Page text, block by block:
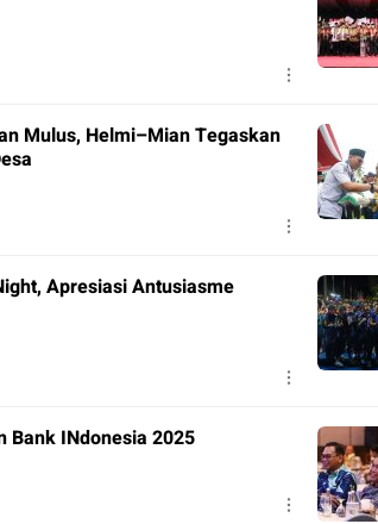
Mulus, Helmi–Mian Tegaskan
Apresiasi Antusiasme
Bank INdonesia 2025